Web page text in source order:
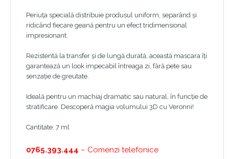
Periuța specială distribuie produsul uniform, separând și
ridicând fiecare geană pentru un efect tridimensional
impresionant.
Rezistentă la transfer și de lungă durată, această mascara îți
garantează un look impecabil întreaga zi, fără pete sau
senzație de greutate.
Ideală pentru un machiaj dramatic sau natural, în funcție de
stratificare. Descoperă magia volumului 3D cu Veronni!
Cantitate: 7 ml
0765.393.444 – Comenzi telefonice